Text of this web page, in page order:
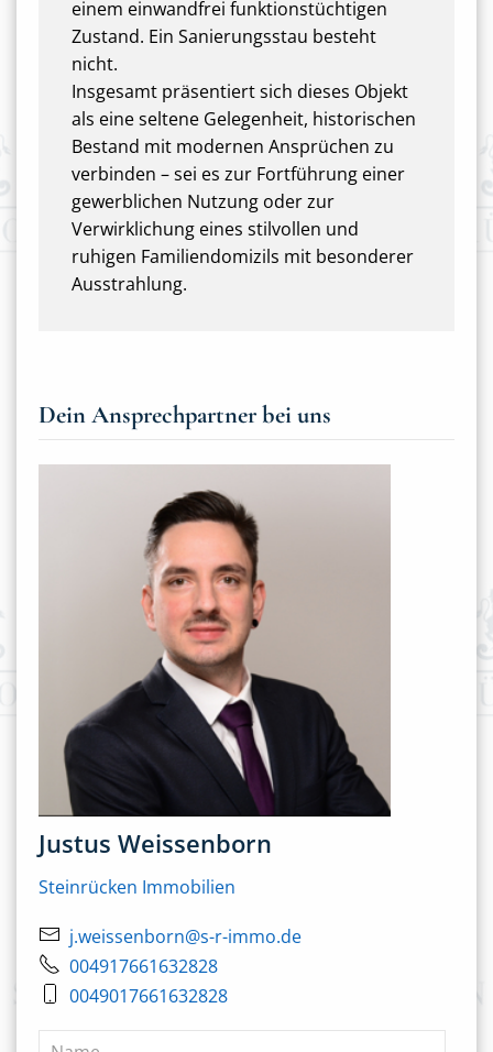
einem einwandfrei funktionstüchtigen
Zustand. Ein Sanierungsstau besteht
nicht.
Insgesamt präsentiert sich dieses Objekt
als eine seltene Gelegenheit, historischen
Bestand mit modernen Ansprüchen zu
verbinden – sei es zur Fortführung einer
gewerblichen Nutzung oder zur
Verwirklichung eines stilvollen und
ruhigen Familiendomizils mit besonderer
Ausstrahlung.
Dein Ansprechpartner bei uns
Justus Weissenborn
Steinrücken Immobilien
j.weissenborn@s-r-immo.de
004917661632828
0049017661632828